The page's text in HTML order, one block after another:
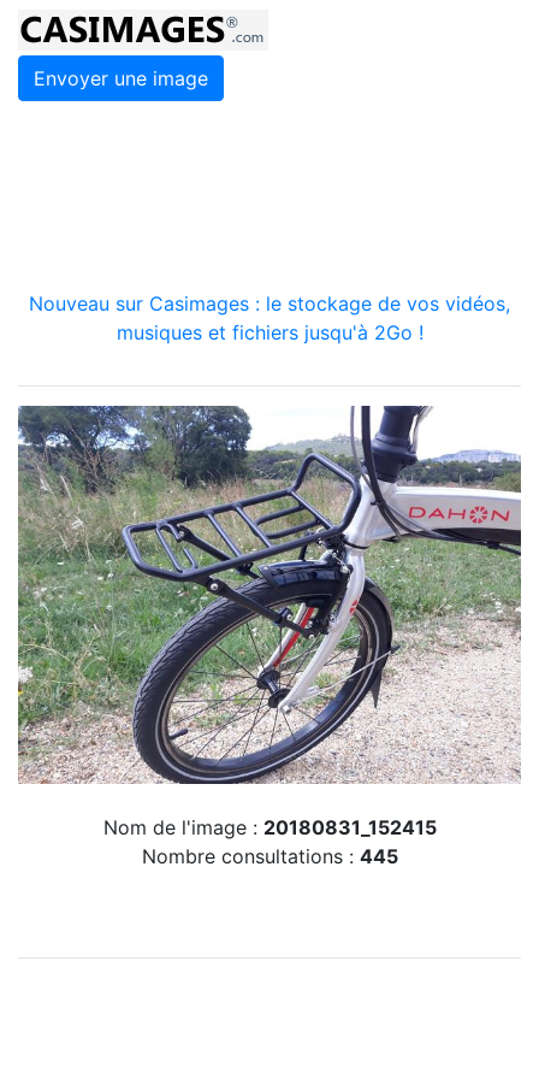
Envoyer une image
Nouveau sur Casimages : le stockage de vos vidéos,
musiques et fichiers jusqu'à 2Go !
Nom de l'image : 20180831_152415
Nombre consultations : 445